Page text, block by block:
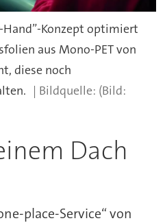
Konzept optimiert
aus Mono-PET von
diese noch
(Bild:
Dach
place-Service“ von